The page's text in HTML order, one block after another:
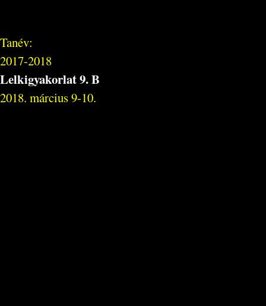
Tanév:
2017-2018
Lelkigyakorlat 9. B
2018. március 9-10.